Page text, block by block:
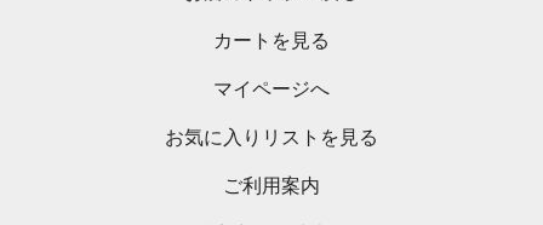
カートを見る
マイページへ
お気に入りリストを見る
ご利用案内